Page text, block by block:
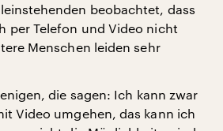
beobachtet, dass
per Telefon und Video nicht
Menschen leiden sehr
die sagen: Ich kann zwar
Video umgehen, das kann ich